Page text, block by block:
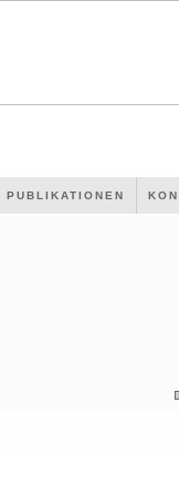
PUBLIKATIONEN